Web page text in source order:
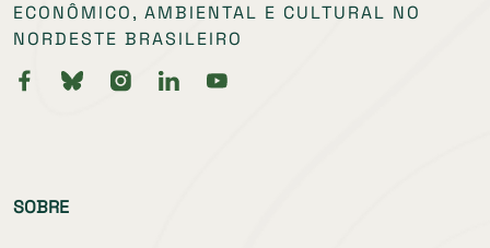
ECONÔMICO, AMBIENTAL E CULTURAL NO
NORDESTE BRASILEIRO
SOBRE